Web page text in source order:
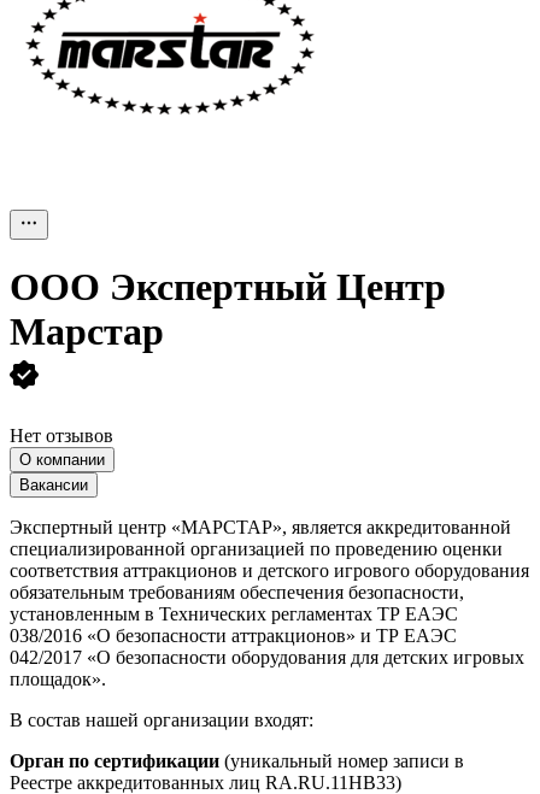
ООО Экспертный Центр
Марстар
Нет отзывов
О компании
Вакансии
Экспертный центр «МАРСТАР», является аккредитованной
специализированной организацией по проведению оценки
соответствия аттракционов и детского игрового оборудования
обязательным требованиям обеспечения безопасности,
установленным в Технических регламентах ТР ЕАЭС
038/2016 «О безопасности аттракционов» и ТР ЕАЭС
042/2017 «О безопасности оборудования для детских игровых
площадок».
В состав нашей организации входят:
Орган по сертификации (уникальный номер записи в
Реестре аккредитованных лиц RA.RU.11НВ33)